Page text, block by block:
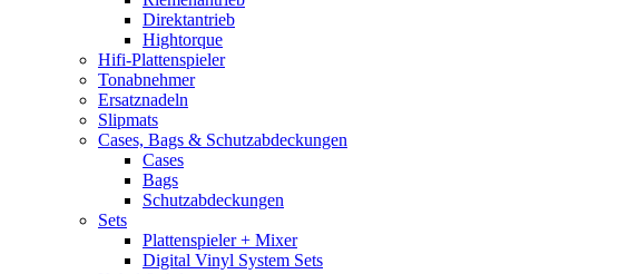
Direktantrieb
Hightorque
Hifi-Plattenspieler
Tonabnehmer
Ersatznadeln
Slipmats
Cases, Bags & Schutzabdeckungen
Cases
Bags
Schutzabdeckungen
Sets
Plattenspieler + Mixer
Digital Vinyl System Sets